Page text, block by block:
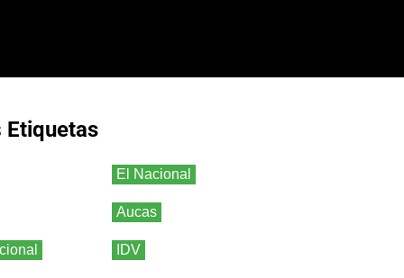
Etiquetas
El Nacional
Aucas
IDV